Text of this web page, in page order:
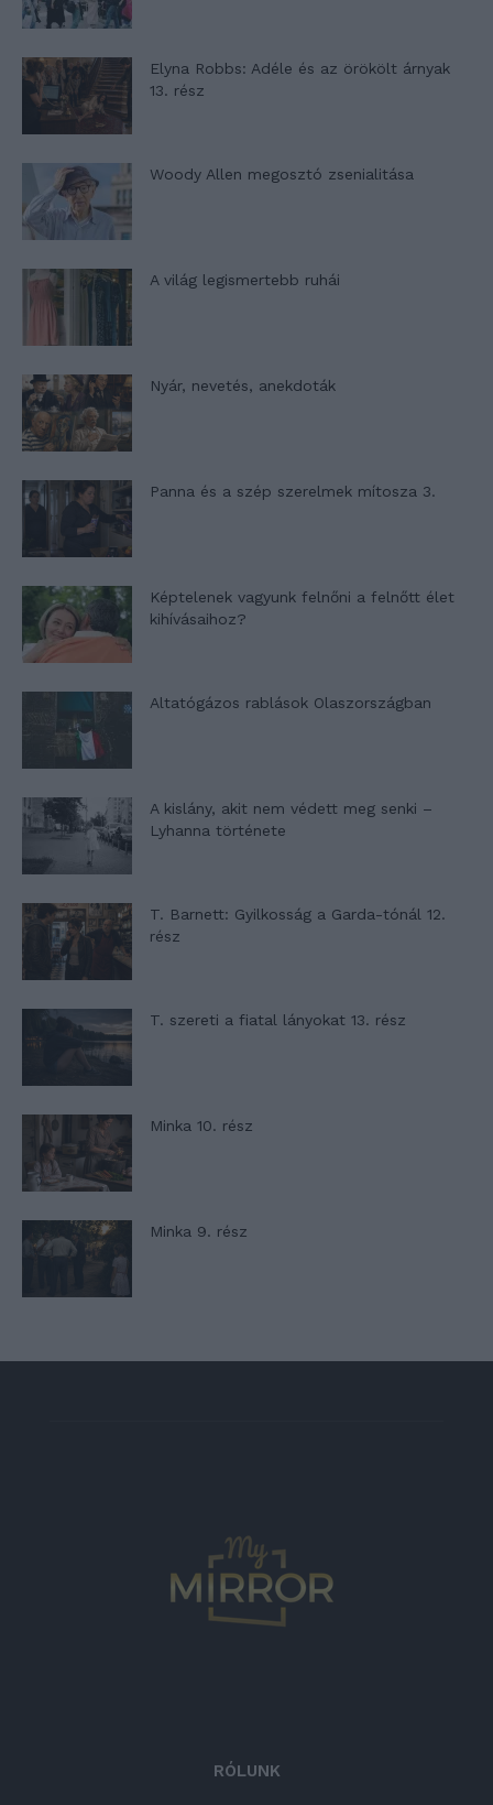
Elyna Robbs: Adéle és az örökölt árnyak
13. rész
Woody Allen megosztó zsenialitása
A világ legismertebb ruhái
Nyár, nevetés, anekdoták
Panna és a szép szerelmek mítosza 3.
Képtelenek vagyunk felnőni a felnőtt élet
kihívásaihoz?
Altatógázos rablások Olaszországban
A kislány, akit nem védett meg senki –
Lyhanna története
T. Barnett: Gyilkosság a Garda-tónál 12.
rész
T. szereti a fiatal lányokat 13. rész
Minka 10. rész
Minka 9. rész
RÓLUNK